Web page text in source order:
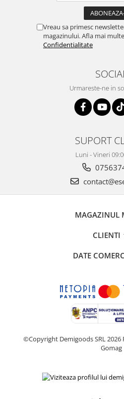
Vreau sa primesc
magazinului. Afla mai
Confidentialitate
Urmareste-ne in
SUPORT
Luni - Vineri
MAGAZINUL
CLIENTI
DATE
©Copyright Demigoods SRL 2026
Gomag